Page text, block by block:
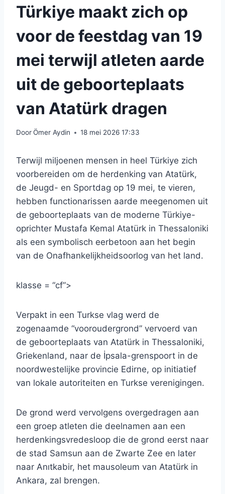
Türkiye maakt zich op
voor de feestdag van 19
mei terwijl atleten aarde
uit de geboorteplaats
van Atatürk dragen
DoorÖmer Aydin 18 mei 2026 17:33
Terwijl miljoenen mensen in heel Türkiye zich
voorbereiden om de herdenking van Atatürk,
de Jeugd- en Sportdag op 19 mei, te vieren,
hebben functionarissen aarde meegenomen uit
de geboorteplaats van de moderne Türkiye-
oprichter Mustafa Kemal Atatürk in Thessaloniki
als een symbolisch eerbetoon aan het begin
van de Onafhankelijkheidsoorlog van het land.
klasse = “cf”>
Verpakt in een Turkse vlag werd de
zogenaamde “vooroudergrond” vervoerd van
de geboorteplaats van Atatürk in Thessaloniki,
Griekenland, naar de İpsala-grenspoort in de
noordwestelijke provincie Edirne, op initiatief
van lokale autoriteiten en Turkse verenigingen.
De grond werd vervolgens overgedragen aan
een groep atleten die deelnamen aan een
herdenkingsvredesloop die de grond eerst naar
de stad Samsun aan de Zwarte Zee en later
naar Anıtkabir, het mausoleum van Atatürk in
Ankara, zal brengen.